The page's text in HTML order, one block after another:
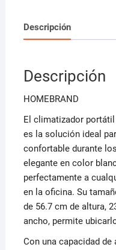
Bla
Descripción
Descripción
HOMEBRAND
El climatizador portátil
es la solución ideal
confortable durante
elegante en color
perfectamente a
en la oficina. Su
de 56.7 cm de altura,
ancho, permite
Con una capacidad